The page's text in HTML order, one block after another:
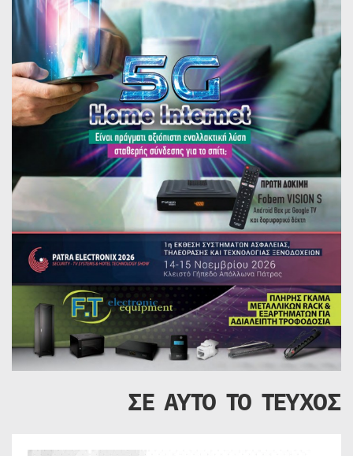
ΣΕ ΑΥΤΟ ΤΟ ΤΕΥΧΟΣ